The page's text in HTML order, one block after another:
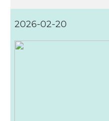
2026-02-20